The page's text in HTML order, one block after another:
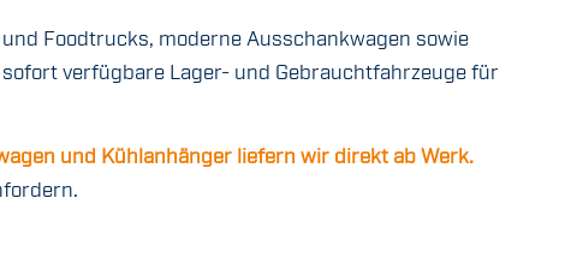
Foodtrucks, moderne Ausschankwagen sowie
verfügbare Lager- und Gebrauchtfahrzeuge für
und Kühlanhänger liefern wir direkt ab Werk.